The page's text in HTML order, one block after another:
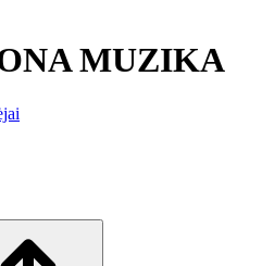
MUZIKA